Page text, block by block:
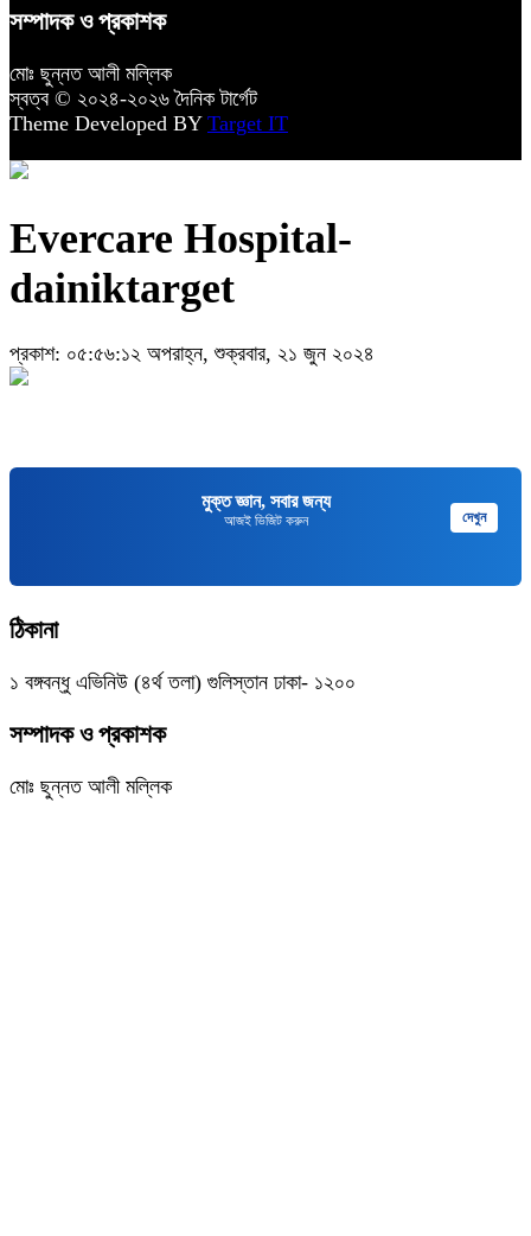
সম্পাদক ও প্রকাশক
মোঃ ছুন্নত আলী মল্লিক
স্বত্ব © ২০২৪-২০২৬ দৈনিক টার্গেট
Theme Developed BY Target IT
Evercare Hospital-
dainiktarget
প্রকাশ: ০৫:৫৬:১২ অপরাহ্ন, শুক্রবার, ২১ জুন ২০২৪
মুক্ত জ্ঞান, সবার জন্য
আজই ভিজিট করুন দেখুন
ঠিকানা
১ বঙ্গবন্ধু এভিনিউ (৪র্থ তলা) গুলিস্তান ঢাকা- ১২০০
সম্পাদক ও প্রকাশক
মোঃ ছুন্নত আলী মল্লিক